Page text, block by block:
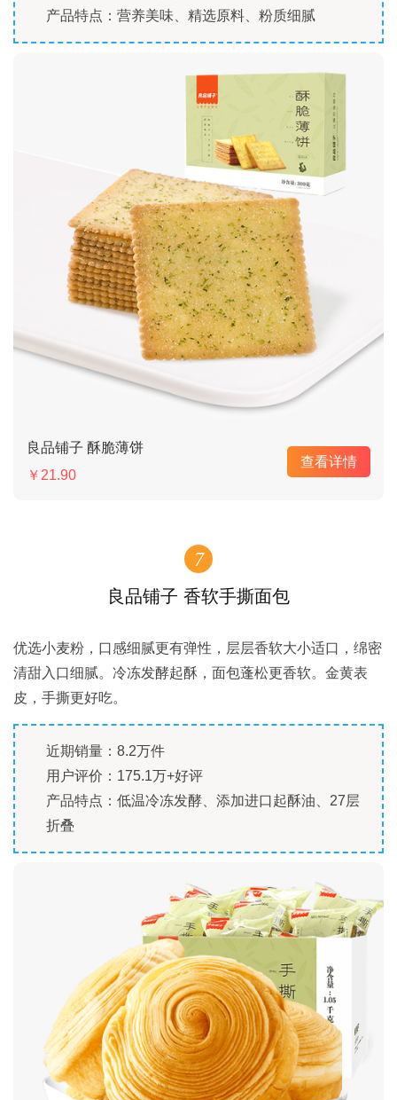
产品特点：营养美味、精选原料、粉质细腻
良品铺子 酥脆薄饼
￥21.90
查看详情
7
良品铺子 香软手撕面包
优选小麦粉，口感细腻更有弹性，层层香软大小适口，绵密
清甜入口细腻。冷冻发酵起酥，面包蓬松更香软。金黄表
皮，手撕更好吃。
近期销量：8.2万件
用户评价：175.1万+好评
产品特点：低温冷冻发酵、添加进口起酥油、27层
折叠